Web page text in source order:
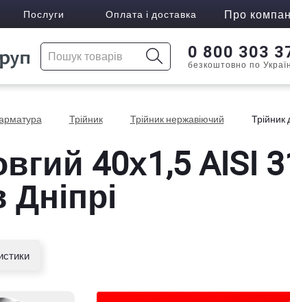
Послуги Оплата і доставка Про
0 800 303
безкоштовно по
Трійник Трійник нержавіючий Трійник
40х1,5 AISI